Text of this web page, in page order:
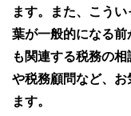
ます。また、こう
葉が一般的になる
も関連する税務の
や税務顧問など、
ます。